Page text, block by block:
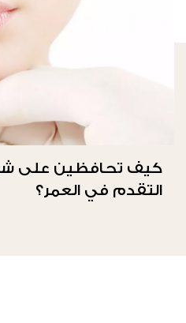
كيف تحافظين على
التقدم في العمر؟